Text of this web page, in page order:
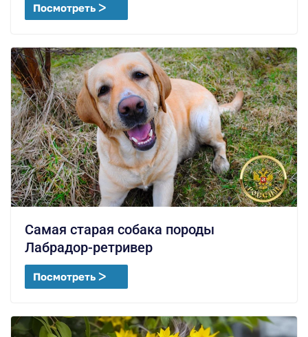
Посмотреть ᐳ
Самая старая собака породы
Лабрадор-ретривер
Посмотреть ᐳ